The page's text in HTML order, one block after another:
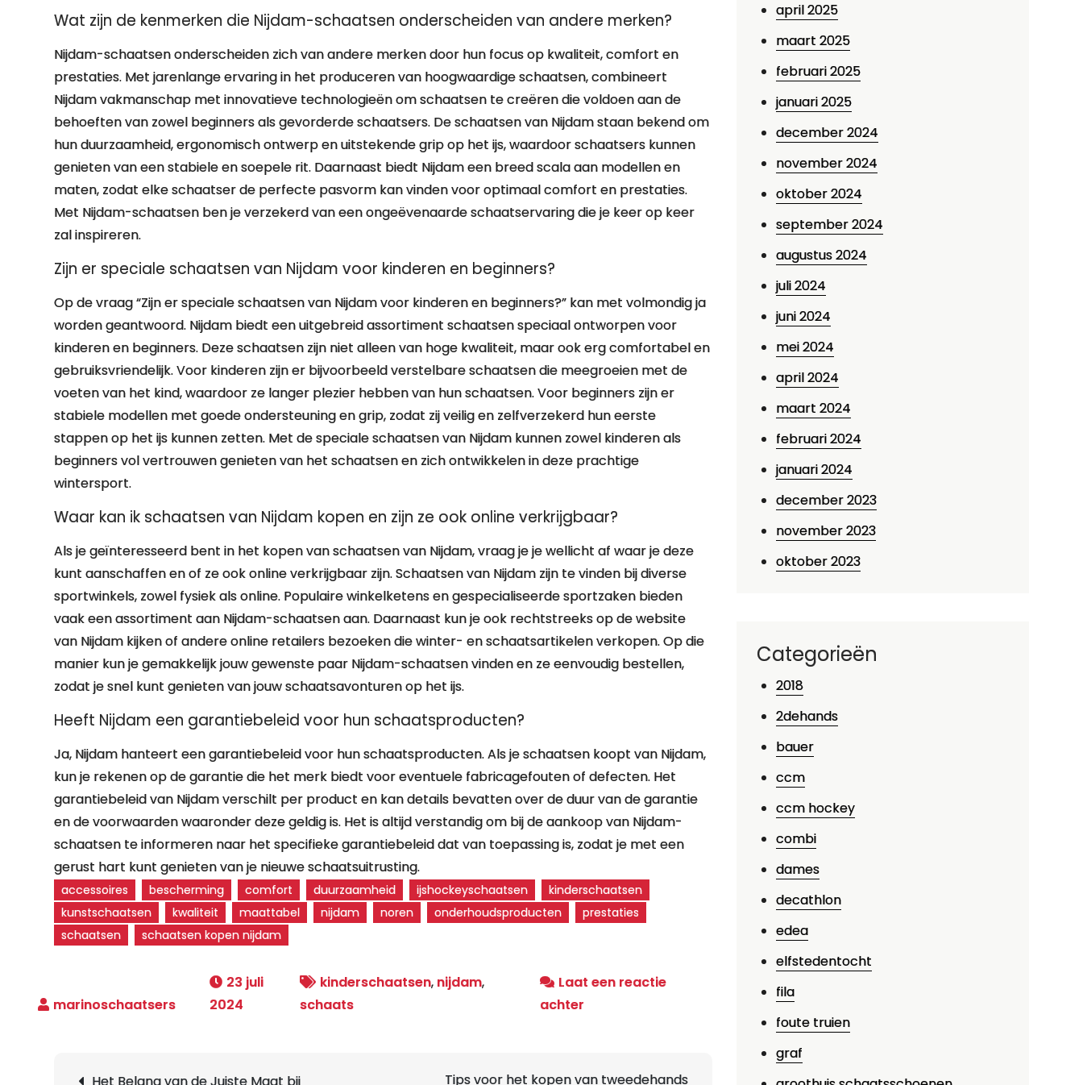
Wat zijn de kenmerken die Nijdam-schaatsen onderscheiden van andere merken?
Nijdam-schaatsen onderscheiden zich van andere merken door hun focus op kwaliteit, comfort en
prestaties. Met jarenlange ervaring in het produceren van hoogwaardige schaatsen, combineert
Nijdam vakmanschap met innovatieve technologieën om schaatsen te creëren die voldoen aan de
behoeften van zowel beginners als gevorderde schaatsers. De schaatsen van Nijdam staan bekend om
hun duurzaamheid, ergonomisch ontwerp en uitstekende grip op het ijs, waardoor schaatsers kunnen
genieten van een stabiele en soepele rit. Daarnaast biedt Nijdam een breed scala aan modellen en
maten, zodat elke schaatser de perfecte pasvorm kan vinden voor optimaal comfort en prestaties.
Met Nijdam-schaatsen ben je verzekerd van een ongeëvenaarde schaatservaring die je keer op keer
zal inspireren.
Zijn er speciale schaatsen van Nijdam voor kinderen en beginners?
Op de vraag “Zijn er speciale schaatsen van Nijdam voor kinderen en beginners?” kan met volmondig ja
worden geantwoord. Nijdam biedt een uitgebreid assortiment schaatsen speciaal ontworpen voor
kinderen en beginners. Deze schaatsen zijn niet alleen van hoge kwaliteit, maar ook erg comfortabel en
gebruiksvriendelijk. Voor kinderen zijn er bijvoorbeeld verstelbare schaatsen die meegroeien met de
voeten van het kind, waardoor ze langer plezier hebben van hun schaatsen. Voor beginners zijn er
stabiele modellen met goede ondersteuning en grip, zodat zij veilig en zelfverzekerd hun eerste
stappen op het ijs kunnen zetten. Met de speciale schaatsen van Nijdam kunnen zowel kinderen als
beginners vol vertrouwen genieten van het schaatsen en zich ontwikkelen in deze prachtige
wintersport.
Waar kan ik schaatsen van Nijdam kopen en zijn ze ook online verkrijgbaar?
Als je geïnteresseerd bent in het kopen van schaatsen van Nijdam, vraag je je wellicht af waar je deze
kunt aanschaffen en of ze ook online verkrijgbaar zijn. Schaatsen van Nijdam zijn te vinden bij diverse
sportwinkels, zowel fysiek als online. Populaire winkelketens en gespecialiseerde sportzaken bieden
vaak een assortiment aan Nijdam-schaatsen aan. Daarnaast kun je ook rechtstreeks op de website
van Nijdam kijken of andere online retailers bezoeken die winter- en schaatsartikelen verkopen. Op die
manier kun je gemakkelijk jouw gewenste paar Nijdam-schaatsen vinden en ze eenvoudig bestellen,
zodat je snel kunt genieten van jouw schaatsavonturen op het ijs.
Heeft Nijdam een garantiebeleid voor hun schaatsproducten?
Ja, Nijdam hanteert een garantiebeleid voor hun schaatsproducten. Als je schaatsen koopt van Nijdam,
kun je rekenen op de garantie die het merk biedt voor eventuele fabricagefouten of defecten. Het
garantiebeleid van Nijdam verschilt per product en kan details bevatten over de duur van de garantie
en de voorwaarden waaronder deze geldig is. Het is altijd verstandig om bij de aankoop van Nijdam-
schaatsen te informeren naar het specifieke garantiebeleid dat van toepassing is, zodat je met een
gerust hart kunt genieten van je nieuwe schaatsuitrusting.
accessoires bescherming comfort duurzaamheid ijshockeyschaatsen
kinderschaatsen
kunstschaatsen
kwaliteit maattabel nijdam noren onderhoudsproducten
prestaties
schaatsen
schaatsen kopen nijdam
23 juli
2024
kinderschaatsen, nijdam,
schaats
Laat een reactie
achterop
van
Tips voor het kopen van tweedehands
april 2025
maart 2025
februari 2025
januari 2025
december 2024
november 2024
oktober 2024
september 2024
augustus 2024
juli 2024
juni 2024
mei 2024
april 2024
maart 2024
februari 2024
januari 2024
december 2023
november 2023
oktober 2023
Categorieën
2018
2dehands
bauer
ccm
ccm hockey
combi
dames
decathlon
edea
elfstedentocht
fila
foute truien
graf